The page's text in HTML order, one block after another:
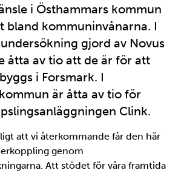
i Östhammars kommun
bland kommuninvånarna. I
gjord av Novus
åtta av tio att de är för att
i Forsmark. I
är åtta av tio för
Clink.
att vi återkommande får den här
genom
Att stödet för våra framtida